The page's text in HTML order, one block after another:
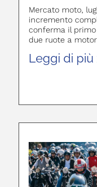
Mercato moto,
incremento
conferma il
due ruote a
Leggi di più